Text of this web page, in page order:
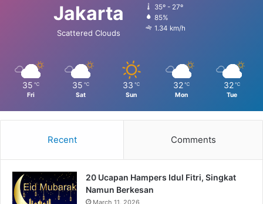
Jakarta
Scattered Clouds
35º - 27º
85%
1.34 km/h
35 ℃
Fri
35 ℃
Sat
33 ℃
Sun
32 ℃
Mon
32 ℃
Tue
Recent Comments
20 Ucapan Hampers Idul Fitri, Singkat
Namun Berkesan
March 11, 2026